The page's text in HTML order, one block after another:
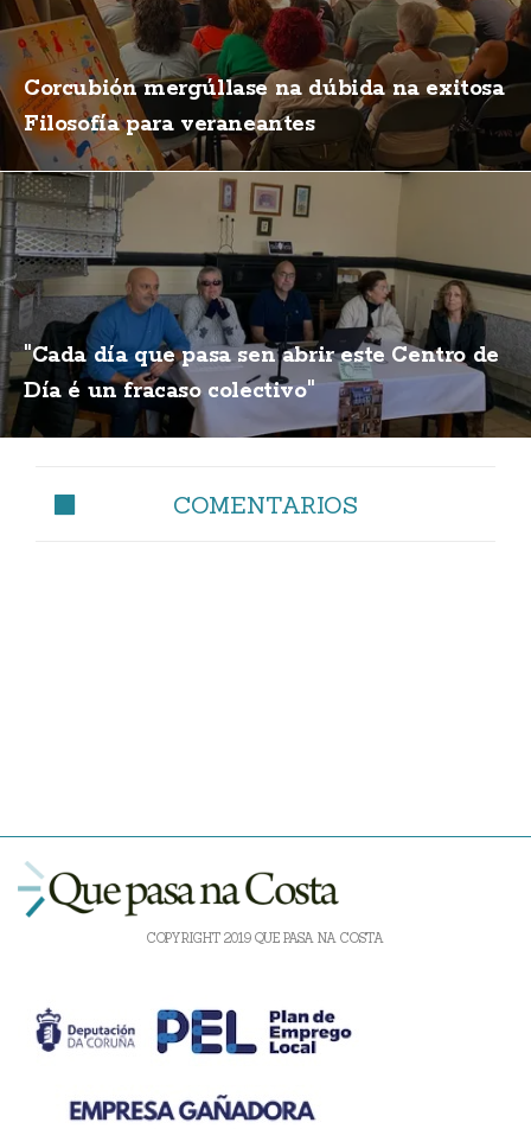
Corcubión mergúllase na dúbida na exitosa
Filosofía para veraneantes
"Cada día que pasa sen abrir este Centro de
Día é un fracaso colectivo"
COMENTARIOS
COPYRIGHT 2019 QUE PASA NA COSTA